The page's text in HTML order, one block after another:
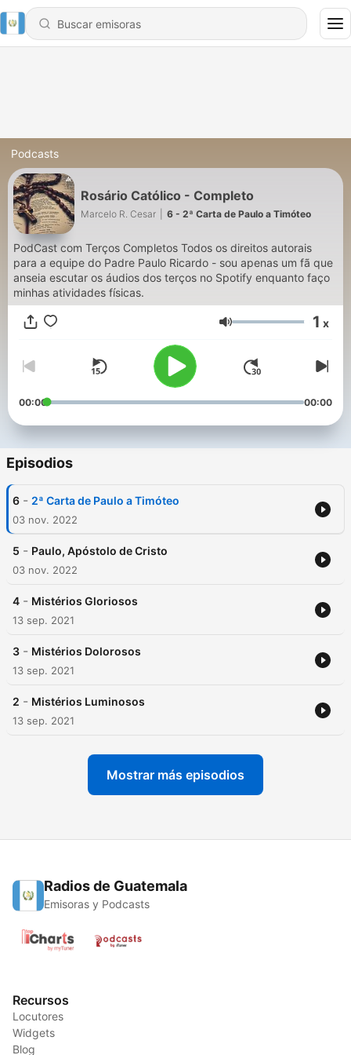
Podcasts
Rosário Católico - Completo
Marcelo R. Cesar 6 - 2ª Carta de Paulo a Timóteo
PodCast com Terços Completos Todos os direitos autorais
para a equipe do Padre Paulo Ricardo - sou apenas um fã que
anseia escutar os áudios dos terços no Spotify enquanto faço
minhas atividades físicas.
Volumen 1 x
00:00 00:00
Episodios
6 - 2ª Carta de Paulo a Timóteo
03 nov. 2022
5 - Paulo, Apóstolo de Cristo
03 nov. 2022
4 - Mistérios Gloriosos
13 sep. 2021
3 - Mistérios Dolorosos
13 sep. 2021
2 - Mistérios Luminosos
13 sep. 2021
Mostrar más episodios
Radios de Guatemala
Emisoras y Podcasts
Recursos
Locutores
Widgets
Blog